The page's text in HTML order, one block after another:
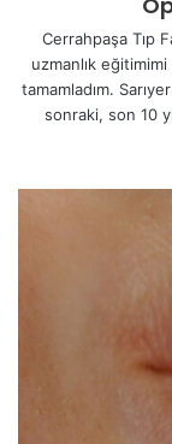
Cerrahpaşa Tıp
uzmanlık eğitimimi
tamamladım.
sonraki, son 10